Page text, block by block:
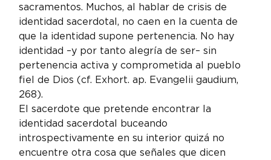
sacramentos. Muchos, al hablar de crisis de
identidad sacerdotal, no caen en la cuenta de
que la identidad supone pertenencia. No hay
identidad –y por tanto alegría de ser– sin
pertenencia activa y comprometida al pueblo
fiel de Dios (cf. Exhort. ap. Evangelii gaudium,
268).
El sacerdote que pretende encontrar la
identidad sacerdotal buceando
introspectivamente en su interior quizá no
encuentre otra cosa que señales que dicen